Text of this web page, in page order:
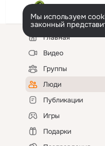
Мы используем
законный
Левая
колонкаГлавная
Видео
Группы
Люди
Публикации
Игры
Подарки